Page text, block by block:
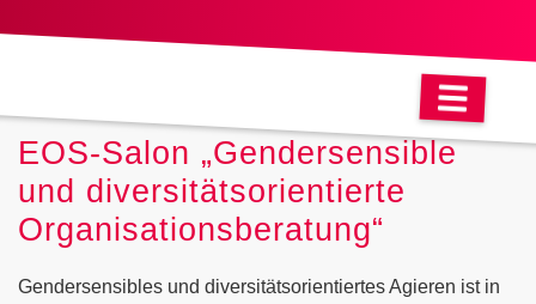
EOS-Salon „Gendersensible
und diversitätsorientierte
Organisationsberatung“
Gendersensibles und diversitätsorientiertes Agieren ist in